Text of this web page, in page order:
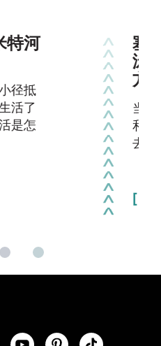
合划皮划艇、游
后享用小吃的地
勒姆地区的湍急河流
为全家人尽情玩乐的好
皮划艇或立式桨板